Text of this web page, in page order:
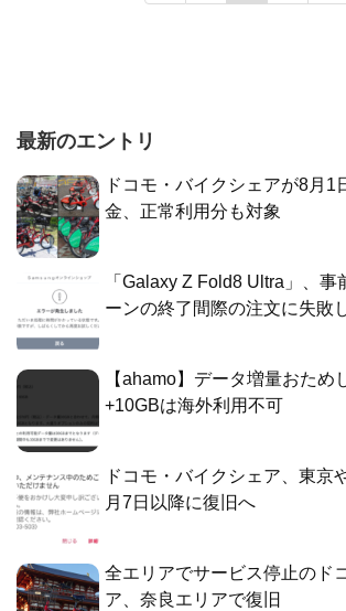
最新のエントリ
ドコモ・バイクシェアが8月1
金、正常利用分も対象
「Galaxy Z Fold8 Ultra」、事
ーンの終了間際の注文に失敗
【ahamo】データ増量おため
+10GBは海外利用不可
ドコモ・バイクシェア、東京
月7日以降に復旧へ
全エリアでサービス停止のド
ア、奈良エリアで復旧